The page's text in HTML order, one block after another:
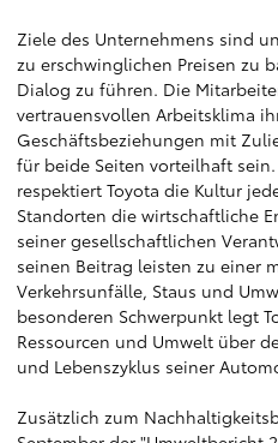
Ziele des Unternehmens sind
zu erschwinglichen Preisen zu
Dialog zu führen. Die
vertrauensvollen Arbeitsklima
Geschäftsbeziehungen mit
für beide Seiten vorteilhaft
respektiert Toyota die Kultur
Standorten die wirtschaftliche
seiner gesellschaftlichen
seinen Beitrag leisten zu einer
Verkehrsunfälle, Staus und
besonderen Schwerpunkt legt
Ressourcen und Umwelt über
und Lebenszyklus seiner
Zusätzlich zum